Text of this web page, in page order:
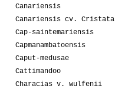
Canariensis
Canariensis cv. Cristata
Cap-saintemariensis
Capmanambatoensis
Caput-medusae
Cattimandoo
Characias v. wulfenii